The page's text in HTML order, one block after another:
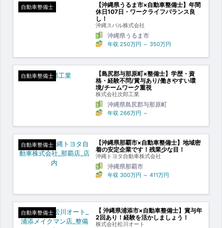
自動車整備士
【沖縄県うるま市×自動車整備士】年間
休日107日・ワークライフバランス良
し！
沖縄スバル株式会社
沖縄県うるま市
年収 250万円 ～ 350万円
自動車整備士
【島尻郡与那原町×整備士】学歴・資
格・経験不問/賞与あり/働きやすい環
境/チームワーク重視
株式会社次郎工業
沖縄県島尻郡与那原町
年収 266万円 ～
自動車整備士
【沖縄県那覇市×自動車整備士】地域密
着の安定企業です！残業少な目！
沖縄トヨタ自動車株式会社
沖縄県那覇市
年収 300万円 ～ 411万円
自動車整備士
【 沖縄県浦添市×自動車整備士】賞与年
2回あり！経験を活かしましょう！
株式会社松川オート